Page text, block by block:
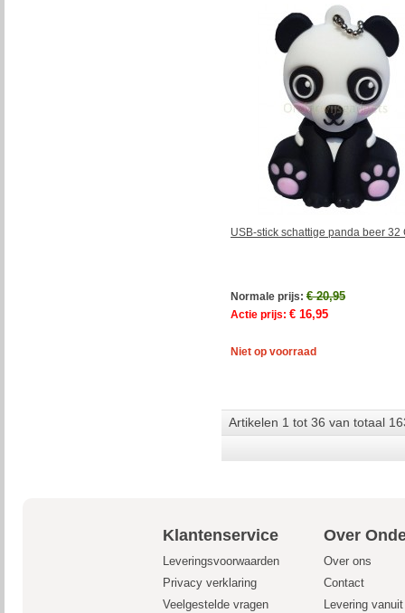
USB-stick schattige panda beer 32
Normale prijs: € 20,95
Actie prijs: € 16,95
Niet op voorraad
Artikelen 1 tot 36 van totaal
Klantenservice Over
Leveringsvoorwaarden
Over ons
Privacy verklaring
Contact
Veelgestelde vragen
Levering